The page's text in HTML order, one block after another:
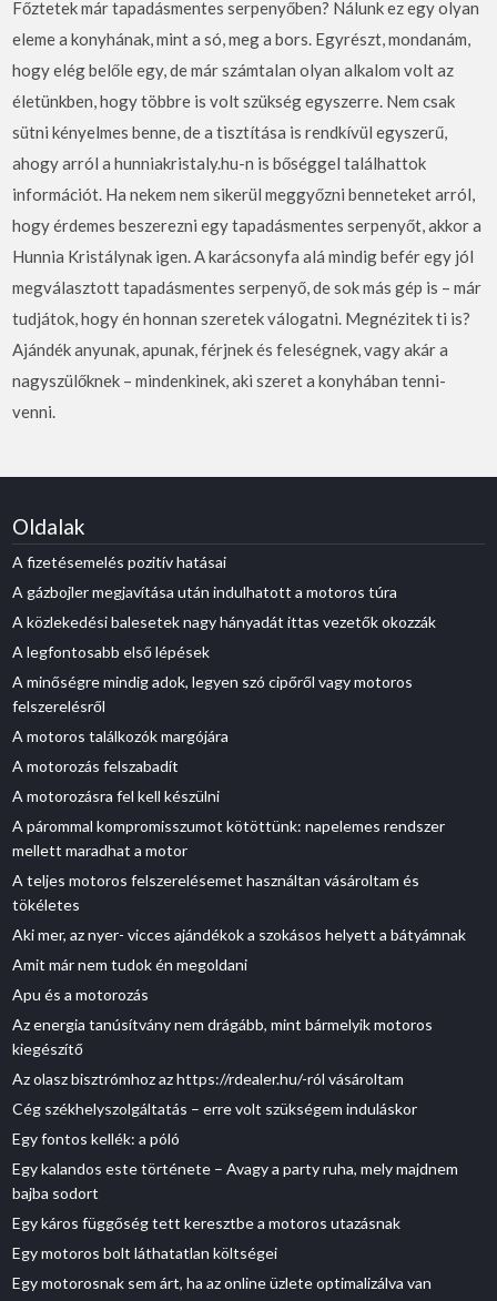
Főztetek már tapadásmentes serpenyőben? Nálunk ez egy olyan
eleme a konyhának, mint a só, meg a bors. Egyrészt, mondanám,
hogy elég belőle egy, de már számtalan olyan alkalom volt az
életünkben, hogy többre is volt szükség egyszerre. Nem csak
sütni kényelmes benne, de a tisztítása is rendkívül egyszerű,
ahogy arról a hunniakristaly.hu-n is bőséggel találhattok
információt. Ha nekem nem sikerül meggyőzni benneteket arról,
hogy érdemes beszerezni egy tapadásmentes serpenyőt, akkor a
Hunnia Kristálynak igen. A karácsonyfa alá mindig befér egy jól
megválasztott tapadásmentes serpenyő, de sok más gép is – már
tudjátok, hogy én honnan szeretek válogatni. Megnézitek ti is?
Ajándék anyunak, apunak, férjnek és feleségnek, vagy akár a
nagyszülőknek – mindenkinek, aki szeret a konyhában tenni-
venni.
Oldalak
A fizetésemelés pozitív hatásai
A gázbojler megjavítása után indulhatott a motoros túra
A közlekedési balesetek nagy hányadát ittas vezetők okozzák
A legfontosabb első lépések
A minőségre mindig adok, legyen szó cipőről vagy motoros
felszerelésről
A motoros találkozók margójára
A motorozás felszabadít
A motorozásra fel kell készülni
A párommal kompromisszumot kötöttünk: napelemes rendszer
mellett maradhat a motor
A teljes motoros felszerelésemet használtan vásároltam és
tökéletes
Aki mer, az nyer- vicces ajándékok a szokásos helyett a bátyámnak
Amit már nem tudok én megoldani
Apu és a motorozás
Az energia tanúsítvány nem drágább, mint bármelyik motoros
kiegészítő
Az olasz bisztrómhoz az https://rdealer.hu/-ról vásároltam
Cég székhelyszolgáltatás – erre volt szükségem induláskor
Egy fontos kellék: a póló
Egy kalandos este története – Avagy a party ruha, mely majdnem
bajba sodort
Egy káros függőség tett keresztbe a motoros utazásnak
Egy motoros bolt láthatatlan költségei
Egy motorosnak sem árt, ha az online üzlete optimalizálva van